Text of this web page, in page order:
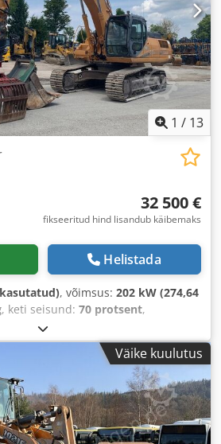
1 / 13
32 500 €
fikseeritud hind lisandub käibemaks
Helistada
, võimsus: 202 kW (274,64
, keti seisund: 70 protsent,
9 139 h
Väike kuulutus